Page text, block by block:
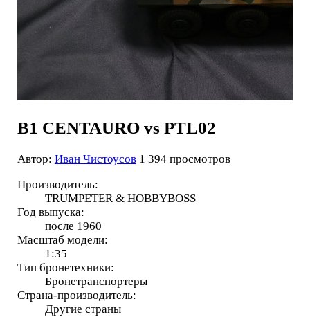
B1 CENTAURO vs PTL02
Автор: Иван Чистоусов 1 394 просмотров
Производитель:
TRUMPETER & HOBBYBOSS
Год выпуска:
после 1960
Масштаб модели:
1:35
Тип бронетехники:
Бронетранспортеры
Страна-производитель:
Другие страны